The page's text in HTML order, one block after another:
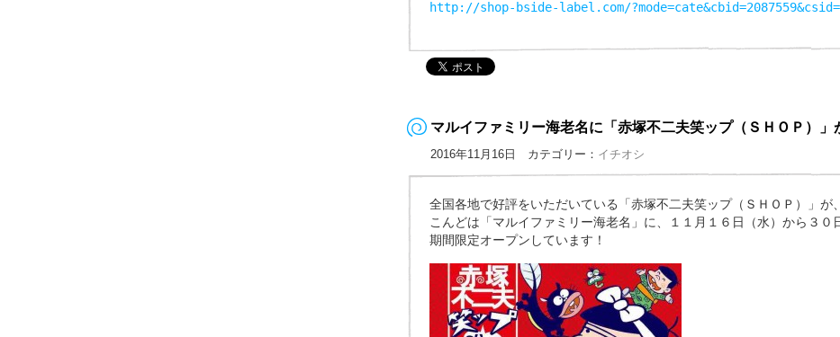
http://shop-bside-label.com/
マルイファミリー海老名に「赤塚不二夫笑ップ（ＳＨＯＰ）」
2016年11月16日 カテゴリー： イチオシ
全国各地で好評をいただいている「赤塚不二夫笑ップ（ＳＨＯＰ）」が、
こんどは「マルイファミリー海老名」に、１１月１６日（水）から３０
期間限定オープンしています！